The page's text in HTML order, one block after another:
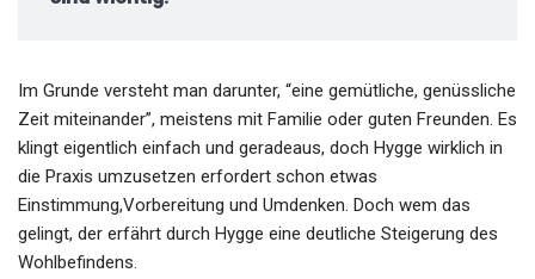
Im Grunde versteht man darunter, “eine gemütliche, genüssliche
Zeit miteinander”, meistens mit Familie oder guten Freunden. Es
klingt eigentlich einfach und geradeaus, doch Hygge wirklich in
die Praxis umzusetzen erfordert schon etwas
Einstimmung,Vorbereitung und Umdenken. Doch wem das
gelingt, der erfährt durch Hygge eine deutliche Steigerung des
Wohlbefindens.